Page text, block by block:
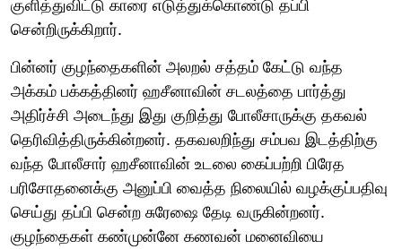
குளித்துவிட்டு காரை எடுத்துக்கொண்டு தப்பி
சென்றிருக்கிறார்.
பின்னர் குழந்தைகளின் அலறல் சத்தம் கேட்டு வந்த
அக்கம் பக்கத்தினர் ஹசீனாவின் சடலத்தை பார்த்து
அதிர்ச்சி அடைந்து இது குறித்து போலீசாருக்கு தகவல்
தெரிவித்திருக்கின்றனர். தகவலறிந்து சம்பவ இடத்திற்கு
வந்த போலீசார் ஹசீனாவின் உடலை கைப்பற்றி பிரேத
பரிசோதனைக்கு அனுப்பி வைத்த நிலையில் வழக்குப்பதிவு
செய்து தப்பி சென்ற சுரேஷை தேடி வருகின்றனர்.
குழந்தைகள் கண்முன்னே கணவன் மனைவியை